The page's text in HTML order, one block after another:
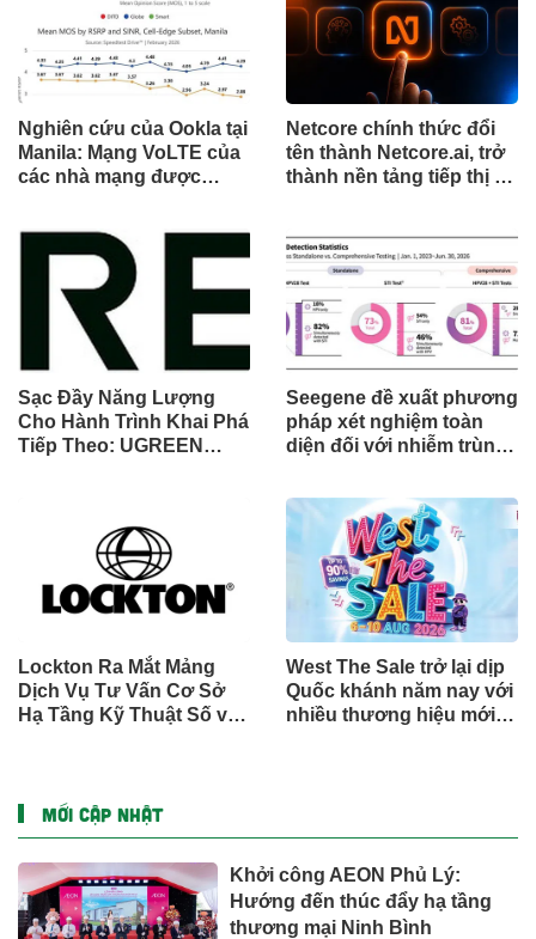
Nghiên cứu của Ookla tại
Manila: Mạng VoLTE của
các nhà mạng được
về chất lượng và độ tin
cậy của cuộc gọi thoại
Netcore chính thức đổi
tên thành Netcore.ai, trở
thành nền tảng tiếp thị tự
trưởng khách hàng
Sạc Đầy Năng Lượng
Cho Hành Trình Khai Phá
Tiếp Theo: UGREEN
Seegene đề xuất phương
pháp xét nghiệm toàn
diện đối với nhiễm trùng
qua Nghiên cứu lâm
sàng một triệu ca toàn
cầu (GMCS)
Lockton Ra Mắt Mảng
Dịch Vụ Tư Vấn Cơ Sở
Hạ Tầng Kỹ Thuật Số và
West The Sale trở lại dịp
Quốc khánh năm nay với
nhiều thương hiệu mới,
MỚI CẬP NHẬT
Khởi công AEON Phủ Lý:
Hướng đến thúc đẩy hạ tầng
thương mại Ninh Bình